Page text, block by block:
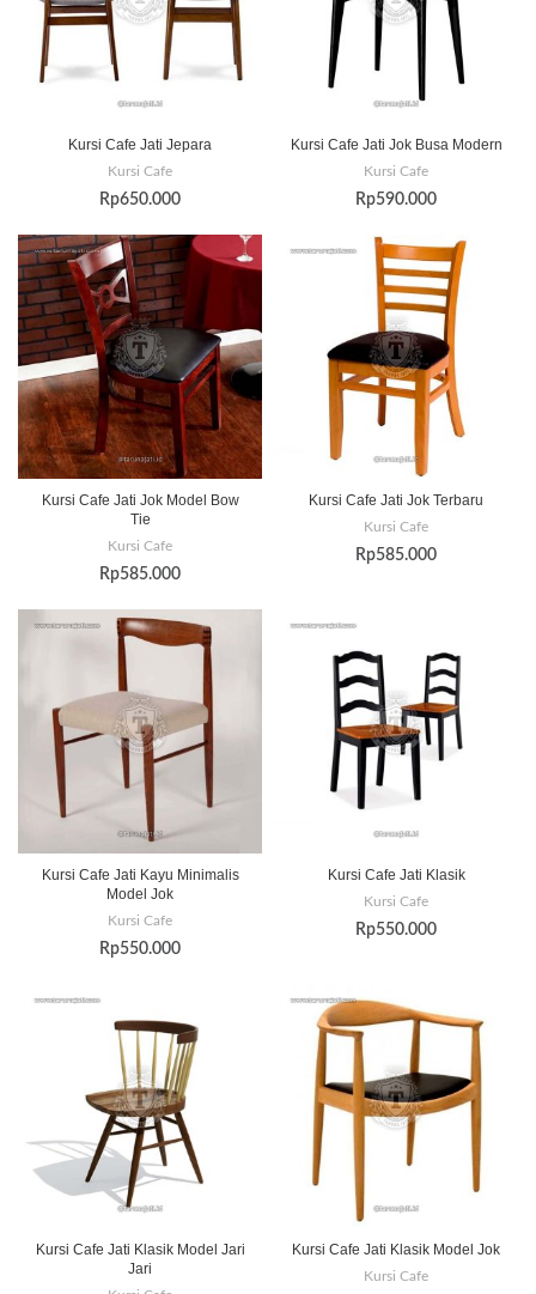
Kursi Cafe Jati Jepara
Kursi Cafe
Rp650.000
Kursi Cafe Jati Jok Busa Modern
Kursi Cafe
Rp590.000
Kursi Cafe Jati Jok Model Bow
Tie
Kursi Cafe
Rp585.000
Kursi Cafe Jati Jok Terbaru
Kursi Cafe
Rp585.000
Kursi Cafe Jati Kayu Minimalis
Model Jok
Kursi Cafe
Rp550.000
Kursi Cafe Jati Klasik
Kursi Cafe
Rp550.000
Kursi Cafe Jati Klasik Model Jari
Jari
Kursi Cafe Jati Klasik Model Jok
Kursi Cafe